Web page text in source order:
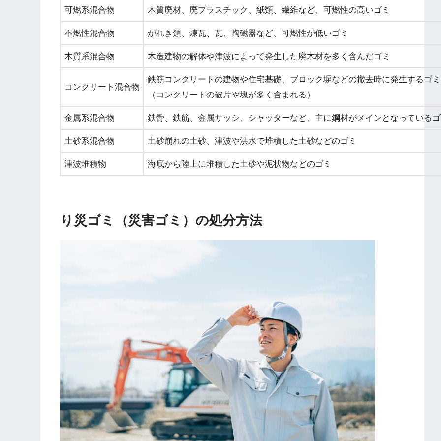
可燃系混合物 木質廃材、廃プラスチック、紙類、繊維など、可燃性の高いゴミ
不燃性混合物 がれき類、煉瓦、瓦、陶磁器など、可燃性が低いゴミ
木質系混合物 木造建物の解体や津波によって発生した廃木材を多く含んだゴミ
コンクリート混合物
鉄筋コンクリートの建物や住宅基礎、ブロック塀などの撤去時に発生するゴミ
（コンクリートの破片や塊が多く含まれる）
金属系混合物 鉄骨、鉄筋、金属サッシ、シャッターなど、主に鋼材がメインとなっている
土砂系混合物 土砂崩れの土砂、津波や洪水で堆積した土砂などのゴミ
津波堆積物 海底から陸上に堆積した土砂や泥状物などのゴミ
り災ゴミ（災害ゴミ）の処分方法